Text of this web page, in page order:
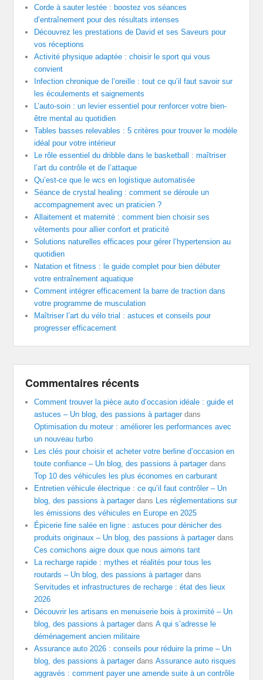
Corde à sauter lestée : boostez vos séances
d’entraînement pour des résultats intenses
Découvrez les prestations de David et ses Saveurs pour
vos réceptions
Activité physique adaptée : choisir le sport qui vous
convient
Infection chronique de l’oreille : tout ce qu’il faut savoir sur
les écoulements et saignements
L’auto-soin : un levier essentiel pour renforcer votre bien-
être mental au quotidien
Tables basses relevables : 5 critères pour trouver le modèle
idéal pour votre intérieur
Le rôle essentiel du dribble dans le basketball : maîtriser
l’art du contrôle et de l’attaque
Qu’est-ce que le wcs en logistique automatisée
Séance de crystal healing : comment se déroule un
accompagnement avec un praticien ?
Allaitement et maternité : comment bien choisir ses
vêtements pour allier confort et praticité
Solutions naturelles efficaces pour gérer l’hypertension au
quotidien
Natation et fitness : le guide complet pour bien débuter
votre entraînement aquatique
Comment intégrer efficacement la barre de traction dans
votre programme de musculation
Maîtriser l’art du vélo trial : astuces et conseils pour
progresser efficacement
Commentaires récents
Comment trouver la pièce auto d’occasion idéale : guide et
astuces – Un blog, des passions à partagerdans
Optimisation du moteur : améliorer les performances avec
un nouveau turbo
Les clés pour choisir et acheter votre berline d’occasion en
toute confiance – Un blog, des passions à partagerdans
Top 10 des véhicules les plus économes en carburant
Entretien véhicule électrique : ce qu’il faut contrôler – Un
blog, des passions à partagerdans Les réglementations sur
les émissions des véhicules en Europe en 2025
Épicerie fine salée en ligne : astuces pour dénicher des
produits originaux – Un blog, des passions à partagerdans
Ces cornichons aigre doux que nous aimons tant
La recharge rapide : mythes et réalités pour tous les
routards – Un blog, des passions à partagerdans
Servitudes et infrastructures de recharge : état des lieux
2026
Découvrir les artisans en menuiserie bois à proximité – Un
blog, des passions à partagerdansA qui s’adresse le
déménagement ancien militaire
Assurance auto 2026 : conseils pour réduire la prime – Un
blog, des passions à partagerdansAssurance auto risques
aggravés : comment payer une amende suite à un contrôle